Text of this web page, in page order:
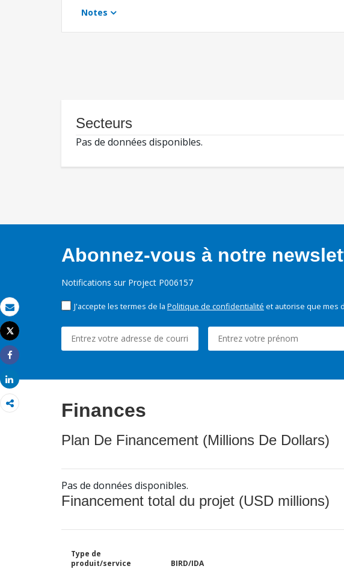
Email
Imprimer
Tweet
Share
Share
Notes
Secteurs
Pas de données disponibles.
Abonnez-vous à notre
Notifications sur Project P006157
J'accepte les termes de la Politique de confidentialité et autorise que mes
Finances
Plan De Financement (Millions De Dollars)
Pas de données disponibles.
Financement total du projet (USD millions)
Type de
produit/service
BIRD/IDA